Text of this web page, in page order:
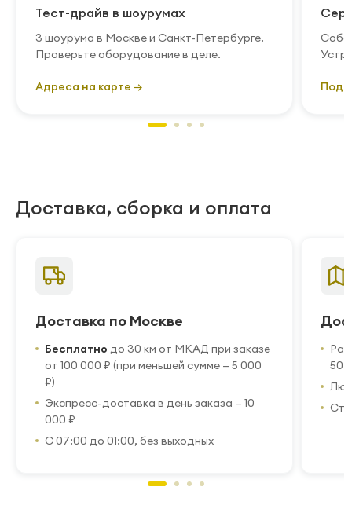
Тест-драйв в шоурумах
3 шоурума в Москве и Санкт-Петербурге.
Проверьте оборудование в деле.
Адреса на карте →
Доставка, сборка и оплата
Доставка по Москве
Бесплатно до 30 км от МКАД при заказе
от 100 000 ₽ (при меньшей сумме — 5 000
₽)
Экспресс-доставка в день заказа — 10
000 ₽
С 07:00 до 01:00, без выходных
50